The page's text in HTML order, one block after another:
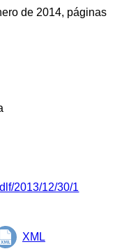
de 2014, páginas
2013/12/30/1
XML